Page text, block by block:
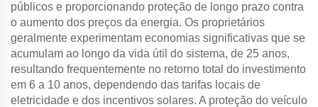
públicos e proporcionando proteção de longo prazo contra
o aumento dos preços da energia. Os proprietários
geralmente experimentam economias significativas que se
acumulam ao longo da vida útil do sistema, de 25 anos,
resultando frequentemente no retorno total do investimento
em 6 a 10 anos, dependendo das tarifas locais de
eletricidade e dos incentivos solares. A proteção do veículo